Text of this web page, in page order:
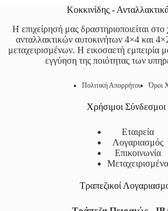
Κοκκινίδης -
Η επιχείρησή μας δραστηριοποιείται
ανταλλακτικών αυτοκινήτων 4×4 και
μεταχειρισμένων. Η εικοσαετή εμπειρία
εγγύηση της ποιότητας των
Πολιτική Απορρήτου Όροι
Χρήσιμοι Σύνδεσμοι
Εταιρεία
Λογαριασμός
Επικοινωνία
Μεταχειρισμένα
Τραπεζικοί